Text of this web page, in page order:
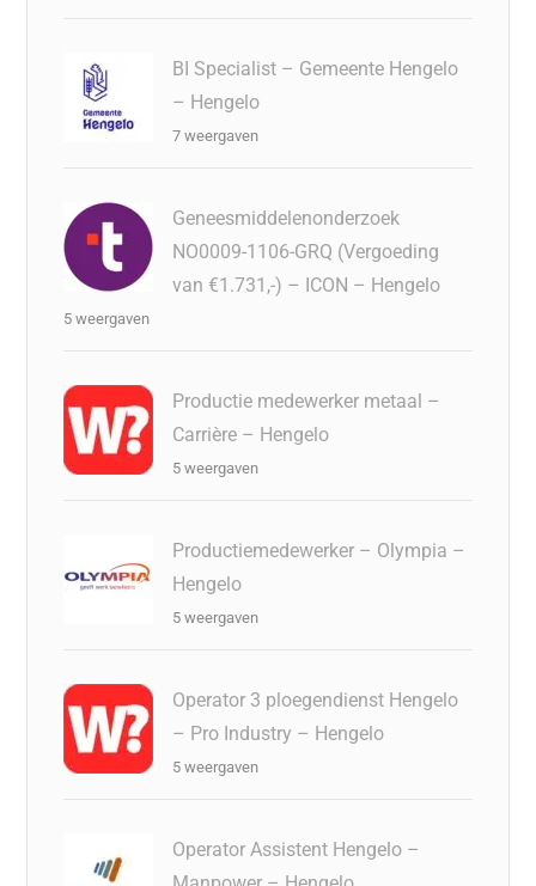
BI Specialist – Gemeente Hengelo
– Hengelo
7 weergaven
Geneesmiddelenonderzoek
NO0009-1106-GRQ (Vergoeding
van €1.731,-) – ICON – Hengelo
5 weergaven
Productie medewerker metaal –
Carrière – Hengelo
5 weergaven
Productiemedewerker – Olympia –
Hengelo
5 weergaven
Operator 3 ploegendienst Hengelo
– Pro Industry – Hengelo
5 weergaven
Operator Assistent Hengelo –